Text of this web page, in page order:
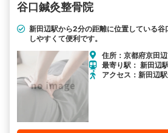
谷口鍼灸整骨院
新田辺駅から2分の距離に位置している
しやすくて便利です。
住所：京都府京田
最寄り駅： 新田辺
アクセス：新田辺